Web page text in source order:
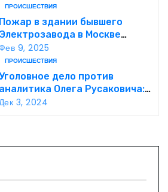
ПРОИСШЕСТВИЯ
Пожар в здании бывшего
Электрозавода в Москве
ликвидирован
9, 2025
ПРОИСШЕСТВИЯ
дело против
аналитика Олега Русаковича:
обвинения, вымогательство и
3, 2024